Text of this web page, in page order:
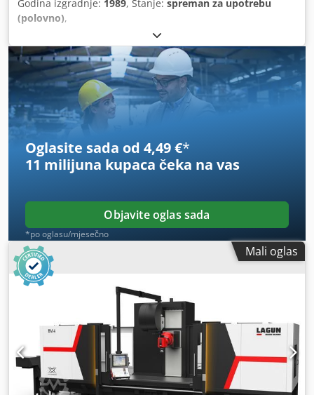
Godina izgradnje: 1989, Stanje: spreman za upotrebu
(polovno),
Oglasite sada od 4,49 €*
11 milijuna kupaca čeka na vas
Objavite oglas sada
*po oglasu/mjesečno
Mali oglas